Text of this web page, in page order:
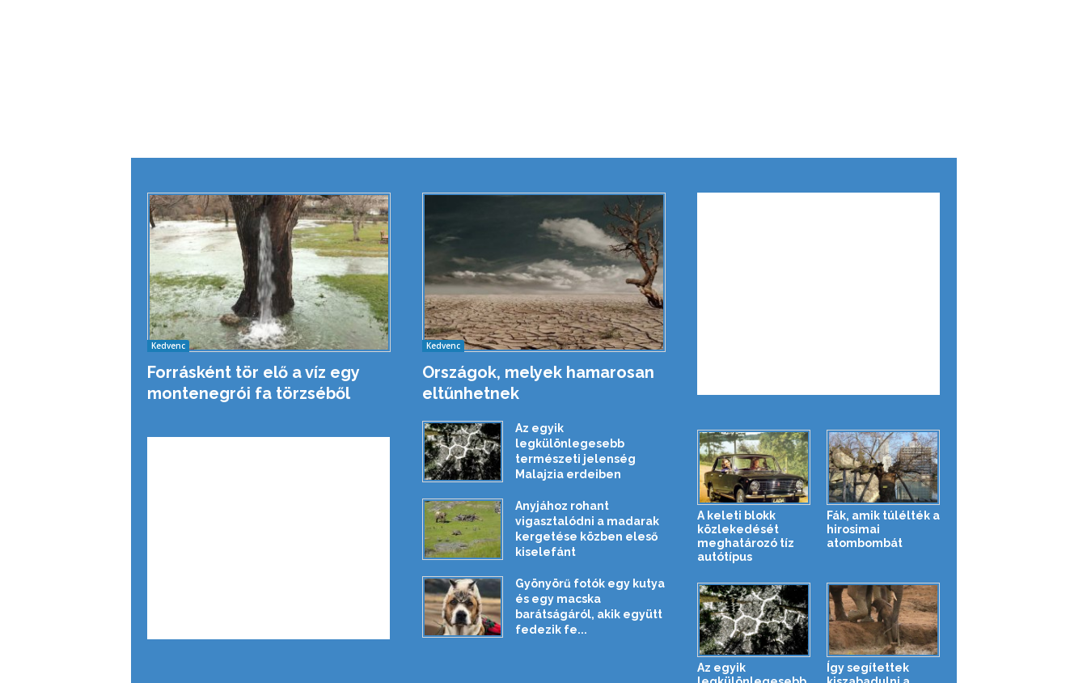
Kedvenc
Forrásként tör elő a víz egy
montenegrói fa törzséből
Kedvenc
Országok, melyek hamarosan
eltűnhetnek
Az egyik
legkülönlegesebb
természeti jelenség
Malajzia erdeiben
Anyjához rohant
vigasztalódni a madarak
kergetése közben eleső
kiselefánt
Gyönyörű fotók egy kutya
és egy macska
barátságáról, akik együtt
fedezik fe...
A keleti blokk
közlekedését
meghatározó tíz
autótípus
Fák, amik túlélték a
hirosimai
atombombát
Az egyik
Így segítettek